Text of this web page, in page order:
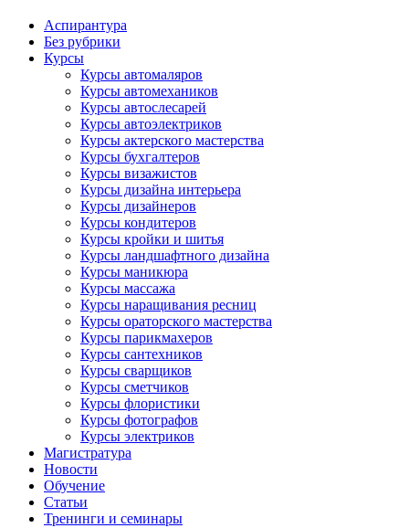
Аспирантура
Без рубрики
Курсы
Курсы автомаляров
Курсы автомехаников
Курсы автослесарей
Курсы автоэлектриков
Курсы актерского мастерства
Курсы бухгалтеров
Курсы визажистов
Курсы дизайна интерьера
Курсы дизайнеров
Курсы кондитеров
Курсы кройки и шитья
Курсы ландшафтного дизайна
Курсы маникюра
Курсы массажа
Курсы наращивания ресниц
Курсы ораторского мастерства
Курсы парикмахеров
Курсы сантехников
Курсы сварщиков
Курсы сметчиков
Курсы флористики
Курсы фотографов
Курсы электриков
Магистратура
Новости
Обучение
Статьи
Тренинги и семинары